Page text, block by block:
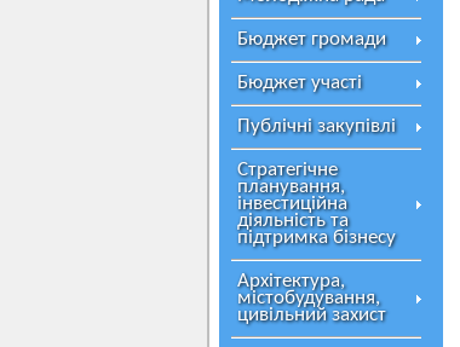
Бюджет громади
Бюджет участі
Публічні закупівлі
Стратегічне
планування,
інвестиційна
діяльність та
підтримка бізнесу
Архітектура,
містобудування,
цивільний захист